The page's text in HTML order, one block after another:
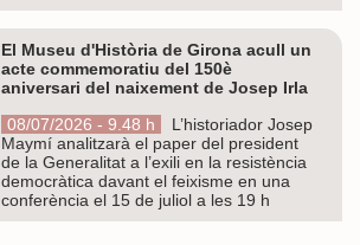
El Museu d'Història de Girona acull un
acte commemoratiu del 150è
aniversari del naixement de Josep Irla
08/07/2026 - 9.48 h
L’historiador Josep
Maymí analitzarà el paper del president
de la Generalitat a l’exili en la resistència
democràtica davant el feixisme en una
conferència el 15 de juliol a les 19 h